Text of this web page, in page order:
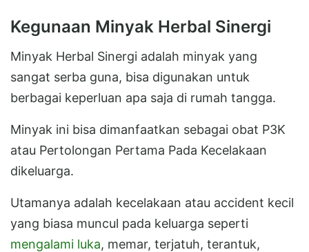
Kegunaan Minyak Herbal Sinergi
Minyak Herbal Sinergi adalah minyak yang
sangat serba guna, bisa digunakan untuk
berbagai keperluan apa saja di rumah tangga.
Minyak ini bisa dimanfaatkan sebagai obat P3K
atau Pertolongan Pertama Pada Kecelakaan
dikeluarga.
Utamanya adalah kecelakaan atau accident kecil
yang biasa muncul pada keluarga seperti
mengalami luka, memar, terjatuh, terantuk,